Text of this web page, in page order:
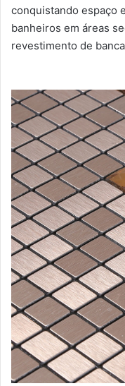
conquistando espaço
banheiros em áreas
revestimento de